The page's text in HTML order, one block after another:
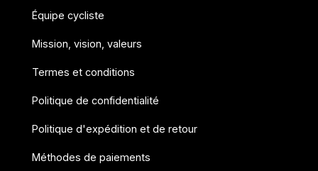
Équipe cycliste
Mission, vision, valeurs
Termes et conditions
Politique de confidentialité
Politique d'expédition et de retour
Méthodes de paiements